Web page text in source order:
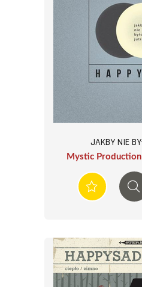
JAKBY NIE
Mystic